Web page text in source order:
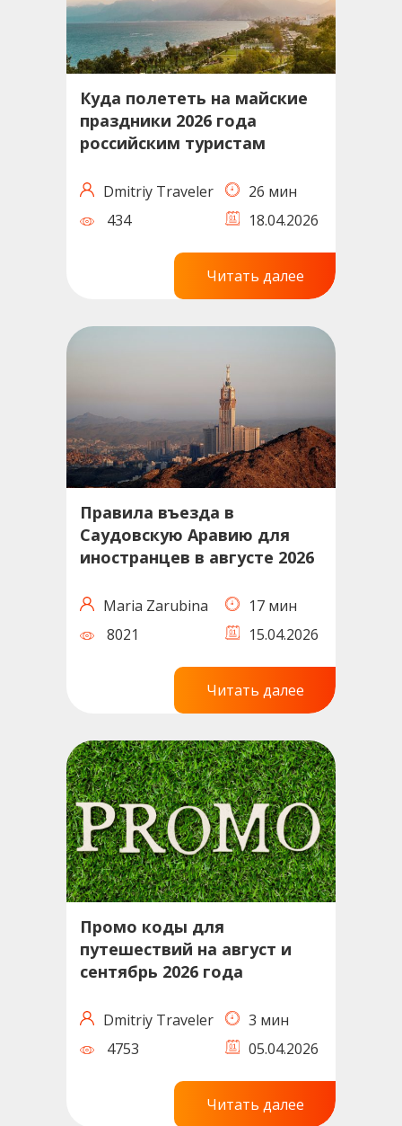
Куда полететь на майские
праздники 2026 года
российским туристам
Dmitriy Traveler
26 мин
434
18.04.2026
Читать далее
Правила въезда в
Саудовскую Аравию для
иностранцев в августе 2026
Maria Zarubina
17 мин
8021
15.04.2026
Читать далее
Промо коды для
путешествий на август и
сентябрь 2026 года
Dmitriy Traveler
3 мин
4753
05.04.2026
Читать далее